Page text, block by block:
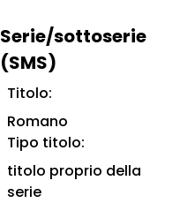
Serie/sottoserie
(SMS)
Titolo:
Romano
Tipo titolo:
titolo proprio della
serie